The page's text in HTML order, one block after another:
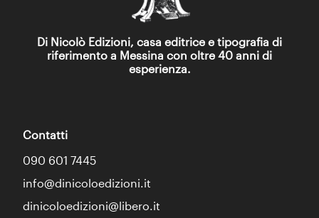
Di Nicolò Edizioni, casa editrice e tipografia di
riferimento a Messina con oltre 40 anni di
esperienza.
Contatti
090 601 7445
info@dinicoloedizioni.it
dinicoloedizioni@libero.it